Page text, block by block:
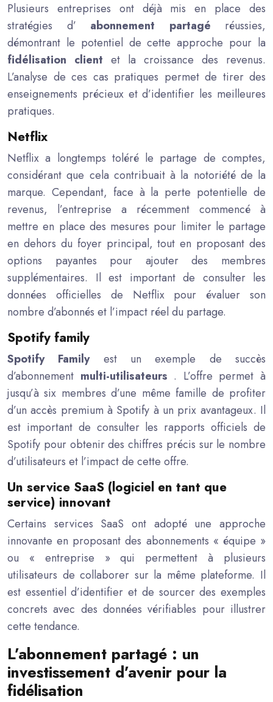
Plusieurs entreprises ont déjà mis en place des
stratégies d’ abonnement partagé réussies,
démontrant le potentiel de cette approche pour la
fidélisation client et la croissance des revenus.
L’analyse de ces cas pratiques permet de tirer des
enseignements précieux et d’identifier les meilleures
pratiques.
Netflix
Netflix a longtemps toléré le partage de comptes,
considérant que cela contribuait à la notoriété de la
marque. Cependant, face à la perte potentielle de
revenus, l’entreprise a récemment commencé à
mettre en place des mesures pour limiter le partage
en dehors du foyer principal, tout en proposant des
options payantes pour ajouter des membres
supplémentaires. Il est important de consulter les
données officielles de Netflix pour évaluer son
nombre d’abonnés et l’impact réel du partage.
Spotify family
Spotify Family est un exemple de succès
d’abonnement multi-utilisateurs . L’offre permet à
jusqu’à six membres d’une même famille de profiter
d’un accès premium à Spotify à un prix avantageux. Il
est important de consulter les rapports officiels de
Spotify pour obtenir des chiffres précis sur le nombre
d’utilisateurs et l’impact de cette offre.
Un service SaaS (logiciel en tant que
service) innovant
Certains services SaaS ont adopté une approche
innovante en proposant des abonnements « équipe »
ou « entreprise » qui permettent à plusieurs
utilisateurs de collaborer sur la même plateforme. Il
est essentiel d’identifier et de sourcer des exemples
concrets avec des données vérifiables pour illustrer
cette tendance.
L’abonnement partagé : un
investissement d’avenir pour la
fidélisation